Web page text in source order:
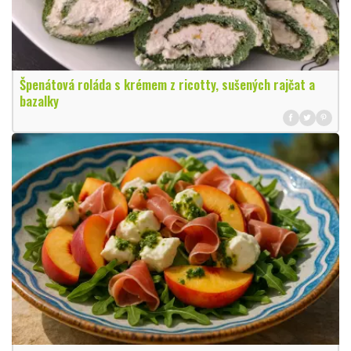
Špenátová roláda s krémem z ricotty, sušených rajčat a
bazalky